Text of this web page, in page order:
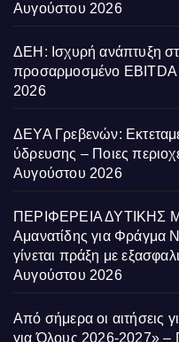
Αυγούστου 2026
ΔΕΗ: Ισχυρή ανάπτυξη
προσαρμοσμένο EBITDA
2026
ΔΕΥΑ Γρεβενών:
ύδρευσης – Ποιες
Αυγούστου 2026
ΠΕΡΙΦΕΡΕΙΑ ΔΥΤΙΚΗΣ
Αμανατίδης για Φράγμα
γίνεται πράξη με
Αυγούστου 2026
Από σήμερα οι αιτήσεις
για Όλους 2026-2027» –